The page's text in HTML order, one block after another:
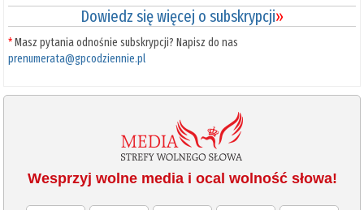
Dowiedz się więcej o subskrypcji»
*Masz pytania odnośnie subskrypcji? Napisz do nas
prenumerata@gpcodziennie.pl
Wesprzyj wolne media i ocal wolność słowa!